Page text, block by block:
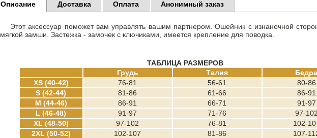
Описание Доставка Оплата Анонимный заказ
Этот аксессуар поможет вам управлять вашим партнером. Ошейник с изнаночной
мягкой замши. Застежка - замочек с ключиками, имеется крепление для поводка.
ТАБЛИЦА РАЗМЕРОВ
Грудь
Талия
Бедра
XS (40-42)
76-81 56-61
80-86
S (42-44)
81-86 61-66
86-91
M (44-46)
86-91 66-71
91-97
L (46-48)
91-97 71-76
97-102
XL (48-50)
97-102 76-81
102-
2XL (50-52)
102-107 81-86
107-